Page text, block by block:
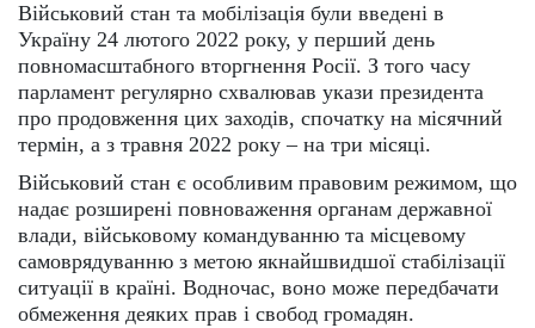
Військовий стан та мобілізація були введені в
Україну 24 лютого 2022 року, у перший день
повномасштабного вторгнення Росії. З того часу
парламент регулярно схвалював укази президента
про продовження цих заходів, спочатку на місячний
термін, а з травня 2022 року – на три місяці.
Військовий стан є особливим правовим режимом, що
надає розширені повноваження органам державної
влади, військовому командуванню та місцевому
самоврядуванню з метою якнайшвидшої стабілізації
ситуації в країні. Водночас, воно може передбачати
обмеження деяких прав і свобод громадян.